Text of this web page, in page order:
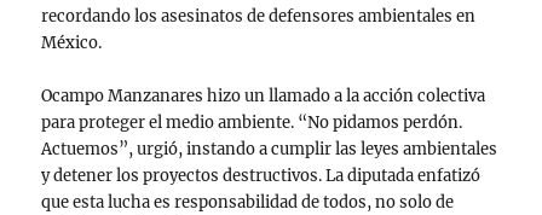
recordando los asesinatos de defensores ambientales en
México.
Ocampo Manzanares hizo un llamado a la acción colectiva
para proteger el medio ambiente. “No pidamos perdón.
Actuemos”, urgió, instando a cumplir las leyes ambientales
y detener los proyectos destructivos. La diputada enfatizó
que esta lucha es responsabilidad de todos, no solo de